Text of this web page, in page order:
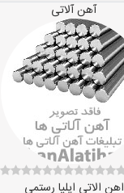
آهن آلاتی
اهن الاتی ایلیا رستمی